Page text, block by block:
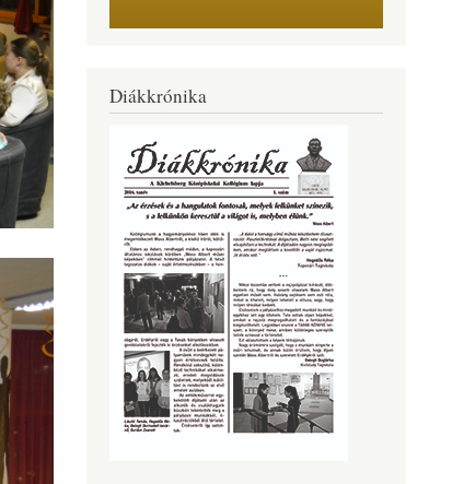
Diákkrónika